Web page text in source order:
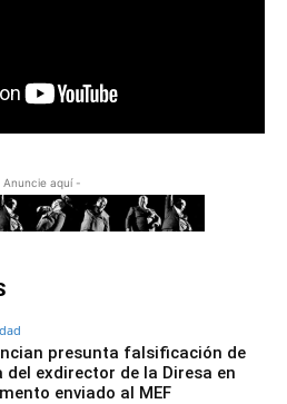
Anuncie aquí -
presunta falsificación de
del exdirector de la Diresa en
enviado al MEF